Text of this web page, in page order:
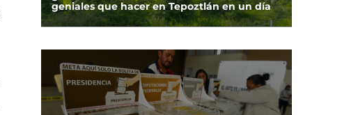
geniales que hacer en Tepoztlán en un día